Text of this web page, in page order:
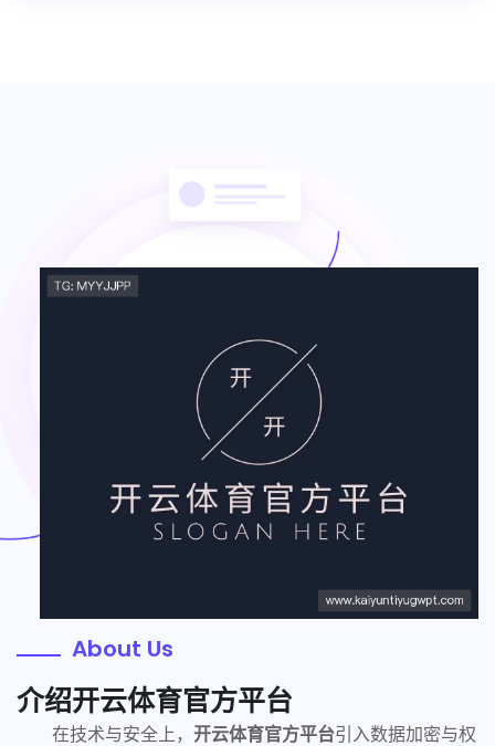
About Us
介绍开云体育官方平台
在技术与安全上， 开云体育官方平台引入数据加密与权